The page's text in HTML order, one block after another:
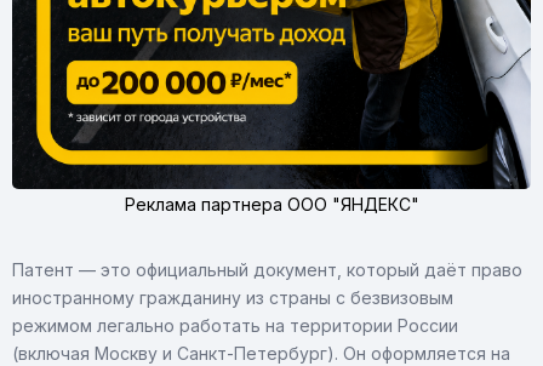
Реклама партнера ООО "ЯНДЕКС"
Патент — это официальный документ, который даёт право
иностранному гражданину из страны с безвизовым
режимом легально работать на территории России
(включая Москву и Санкт-Петербург). Он оформляется на